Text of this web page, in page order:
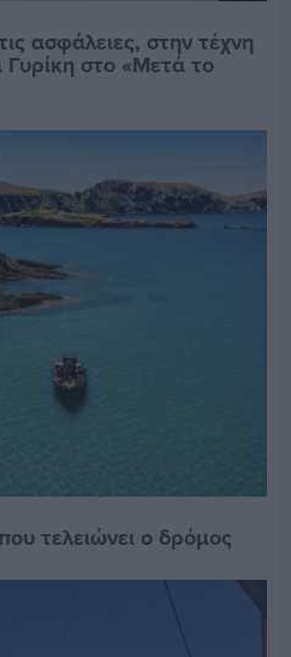
ασφάλειες, στην τέχνη
Γυρίκη στο «Μετά το
τελειώνει ο δρόμος